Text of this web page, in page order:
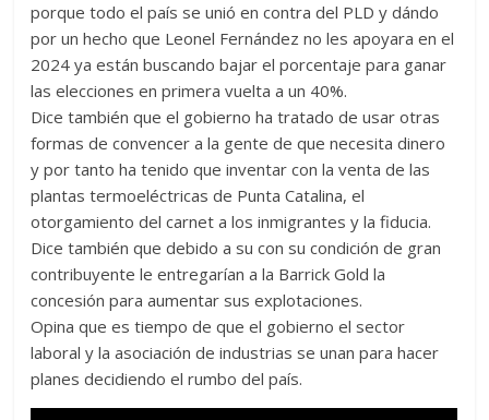
porque todo el país se unió en contra del PLD y dándo
por un hecho que Leonel Fernández no les apoyara en el
2024 ya están buscando bajar el porcentaje para ganar
las elecciones en primera vuelta a un 40%.
Dice también que el gobierno ha tratado de usar otras
formas de convencer a la gente de que necesita dinero
y por tanto ha tenido que inventar con la venta de las
plantas termoeléctricas de Punta Catalina, el
otorgamiento del carnet a los inmigrantes y la fiducia.
Dice también que debido a su con su condición de gran
contribuyente le entregarían a la Barrick Gold la
concesión para aumentar sus explotaciones.
Opina que es tiempo de que el gobierno el sector
laboral y la asociación de industrias se unan para hacer
planes decidiendo el rumbo del país.